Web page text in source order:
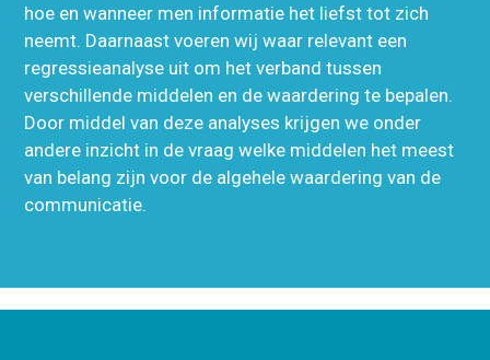
hoe en wanneer men informatie het liefst tot zich
neemt. Daarnaast voeren wij waar relevant een
regressieanalyse uit om het verband tussen
verschillende middelen en de waardering te bepalen.
Door middel van deze analyses krijgen we onder
andere inzicht in de vraag welke middelen het meest
van belang zijn voor de algehele waardering van de
communicatie.